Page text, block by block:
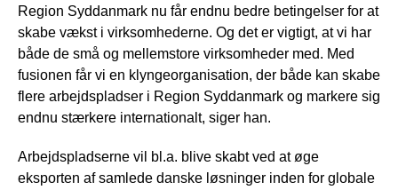
Region Syddanmark nu får endnu bedre betingelser for at
skabe vækst i virksomhederne. Og det er vigtigt, at vi har
både de små og mellemstore virksomheder med. Med
fusionen får vi en klyngeorganisation, der både kan skabe
flere arbejdspladser i Region Syddanmark og markere sig
endnu stærkere internationalt, siger han.
Arbejdspladserne vil bl.a. blive skabt ved at øge
eksporten af samlede danske løsninger inden for globale